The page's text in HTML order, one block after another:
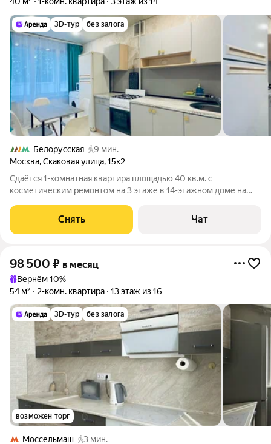
3D-тур без залога
Белорусская
9 мин.
Москва,Скаковая улица,15к2
Сдаётся 1-комнатная квартира площадью 40 кв.м. с
косметическим ремонтом на 3 этаже в 14-этажном доме на
Стиральная машина Холодильник Микроволновка Дом -
блочный, окна выходят во двор.
Снять Чат
98 500 ₽ в месяц
Вернём 10%
54 м²
2-комн. квартира 13 этаж из 16
3D-тур без залога
возможен торг
Моссельмаш
3 мин.